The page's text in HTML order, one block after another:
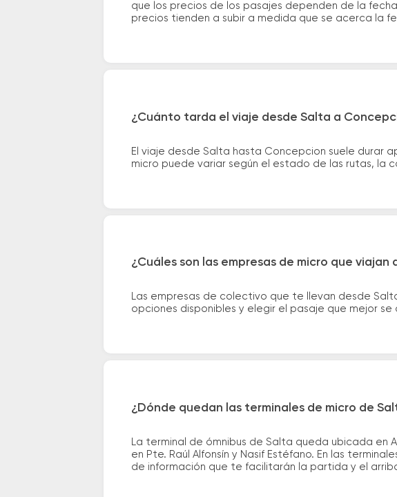
que los precios de los pasajes dependen de la
precios tienden a subir a medida que se acerca la
¿Cuánto tarda el viaje desde Salta a
El viaje desde Salta hasta Concepcion suele durar
micro puede variar según el estado de las rutas, la
¿Cuáles son las empresas de micro que viajan
Las empresas de colectivo que te llevan desde
opciones disponibles y elegir el pasaje que mejor
¿Dónde quedan las terminales de micro de
La terminal de ómnibus de Salta queda ubicada en
en Pte. Raúl Alfonsín y Nasif Estéfano. En las
de información que te facilitarán la partida y el